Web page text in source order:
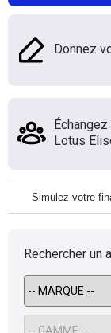
Donnez
Lotus
Simulez votre
Rechercher un